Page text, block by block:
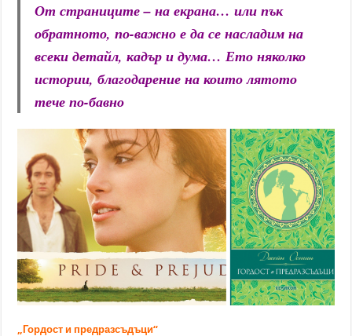
От страниците – на екрана… или пък
обратното, по-важно е да се насладим на
всеки детайл, кадър и дума… Ето няколко
истории, благодарение на които лятото
тече по-бавно
„Гордост и предразсъдъци“